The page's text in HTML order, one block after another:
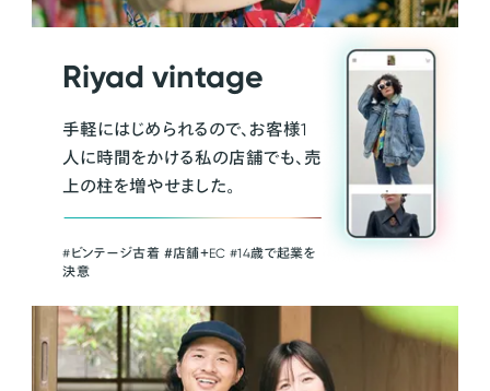
Riyad vintage
手軽にはじめられるので、お客様1
人に時間をかける私の店舗でも、売
上の柱を増やせました。
#ビンテージ古着 ＃店舗＋EC #14歳で起業を
決意